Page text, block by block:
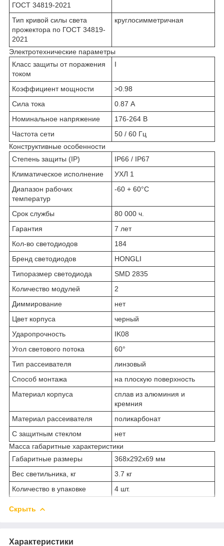
ГОСТ 34819-2021
Тип кривой силы света
прожектора по ГОСТ 34819-
2021
круглосимметричная
Электротехнические параметры
Класс защиты от поражения
током
I
Коэффициент мощности
>0.98
Сила тока
0.87 А
Номинальное напряжение
176-264 В
Частота сети
50 / 60 Гц
Конструктивные особенности
Степень защиты (IP)
IP66 / IP67
Климатическое исполнение
УХЛ 1
Диапазон рабочих
температур
-60 + 60°C
Срок службы
80 000 ч.
Гарантия
7 лет
Кол-во светодиодов
184
Бренд светодиодов
HONGLI
Типоразмер светодиода
SMD 2835
Количество модулей
2
Диммирование
нет
Цвет корпуса
черный
Ударопрочность
IK08
Угол светового потока
60°
Тип рассеивателя
линзовый
Способ монтажа
на плоскую поверхность
Материал корпуса
сплав из алюминия и
кремния
Материал рассеивателя
поликарбонат
С защитным стеклом
нет
Масса габаритные характеристики
Габаритные размеры
368х292х69 мм
Вес светильника, кг
3.7 кг
Количество в упаковке
4 шт.
Скрыть
Характеристики